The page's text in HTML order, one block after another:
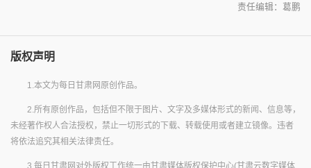
责任编辑：葛鹏
版权声明
1.本文为每日甘肃网原创作品。
2.所有原创作品，包括但不限于图片、文字及多媒体形式的新闻、信息等，
未经著作权人合法授权，禁止一切形式的下载、转载使用或者建立镜像。违者
将依法追究其相关法律责任。